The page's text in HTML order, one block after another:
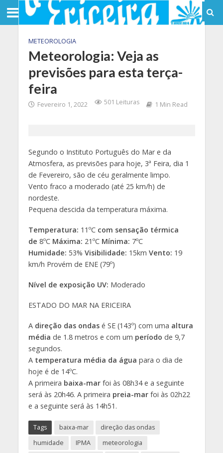
METEOROLOGIA
Meteorologia: Veja as
previsões para esta terça-
feira
Fevereiro 1, 2022 501 Leituras 1 Min Read
Segundo o Instituto Português do Mar e da
Atmosfera, as previsões para hoje, 3ª Feira, dia 1
de Fevereiro, são de céu geralmente limpo.
Vento fraco a moderado (até 25 km/h) de
nordeste.
Pequena descida da temperatura máxima.
Temperatura: 11ºC com sensação térmica
de 8ºCMáxima: 21ºC Mínima: 7ºC
Humidade: 53% Visibilidade: 15km Vento: 19
km/h Provém de ENE (79º)
Nível de exposição UV: Moderado
ESTADO DO MAR NA ERICEIRA
A direção das ondasé SE (143º) com uma altura
média de 1.8 metros e com um período de 9,7
segundos.
Atemperatura média da água para o dia de
hoje é de 14ºC.
A primeira baixa-marfoi às 08h34 e a seguinte
será às 20h46. A primeira preia-marfoi às 02h22
e a seguinte será às 14h51.
Tags baixa-mar
direção das ondas
humidade
IPMA
meteorologia